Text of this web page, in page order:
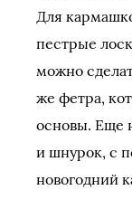
Для
пестрые
можно
же фетра,
основы. Еще
и шнурок, с
новогодний